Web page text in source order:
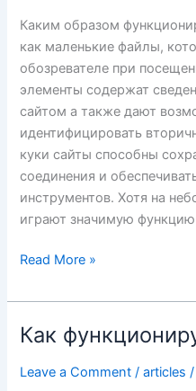
Каким образом
как маленькие файлы,
обозревателе при
элементы содержат
сайтом а также дают
идентифицировать
куки сайты способны
соединения и
инструментов. Хотя на
играют значимую функцию
Read More »
Как
Leave a Comment /articles
Как
куки